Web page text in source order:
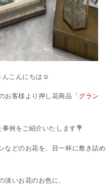
んこんにちは☺︎
お客様より押し花商品「グラン
事例をご紹介いたします💐
などのお花を、目一杯に敷き詰め
淡いお花のお色に、